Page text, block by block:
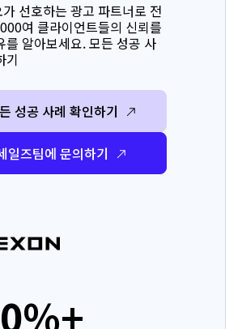
선호하는 광고 파트너로 전
여 클라이언트들의 신뢰를
를 알아보세요. 모든 성공 사
기
성공 사례 확인하기
일즈팀에 문의하기